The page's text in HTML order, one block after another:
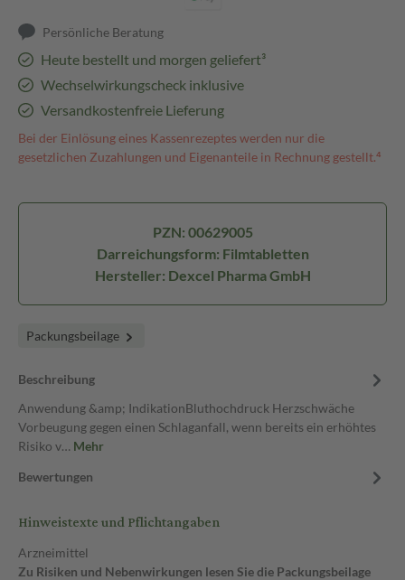
Persönliche Beratung
Heute bestellt und morgen geliefert³
Wechselwirkungscheck inklusive
Versandkostenfreie Lieferung
Bei der Einlösung eines Kassenrezeptes werden nur die
gesetzlichen Zuzahlungen und Eigenanteile in Rechnung gestellt.⁴
PZN: 00629005
Darreichungsform: Filmtabletten
Hersteller: Dexcel Pharma GmbH
Packungsbeilage
Beschreibung
Anwendung &amp; IndikationBluthochdruck Herzschwäche
Vorbeugung gegen einen Schlaganfall, wenn bereits ein erhöhtes
Risiko v… Mehr
Bewertungen
Hinweistexte und Pflichtangaben
Arzneimittel
Zu Risiken und Nebenwirkungen lesen Sie die Packungsbeilage